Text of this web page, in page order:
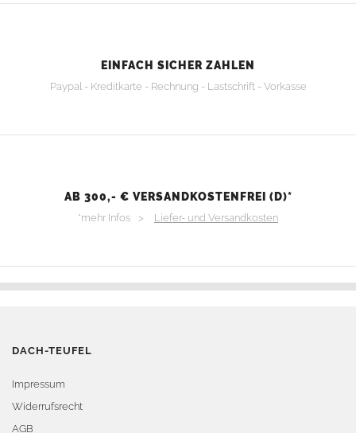
EINFACH SICHER ZAHLEN
Paypal - Kreditkarte - Rechnung - Lastschrift - Vorkasse
AB 300,- € VERSANDKOSTENFREI (D)*
*mehr Infos > Liefer- und Versandkosten
DACH-TEUFEL
Impressum
Widerrufsrecht
AGB